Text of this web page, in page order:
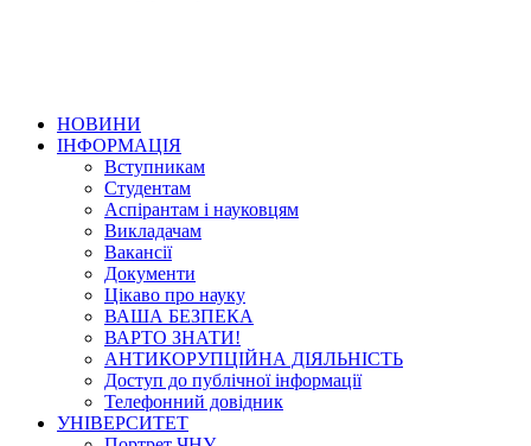
НОВИНИ
ІНФОРМАЦІЯ
Вступникам
Студентам
Аспірантам і науковцям
Викладачам
Вакансії
Документи
Цікаво про науку
ВАША БЕЗПЕКА
ВАРТО ЗНАТИ!
АНТИКОРУПЦІЙНА ДІЯЛЬНІСТЬ
Доступ до публічної інформації
Телефонний довідник
УНІВЕРСИТЕТ